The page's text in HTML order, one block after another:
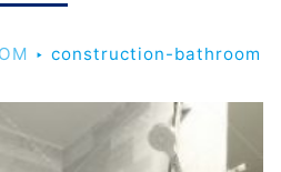
‣ construction-bathroom